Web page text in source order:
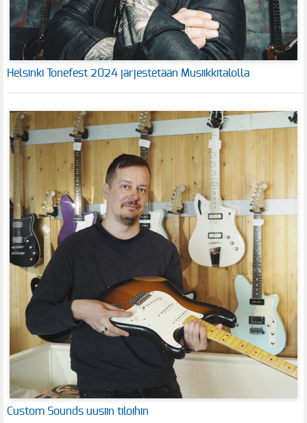
Helsinki Tonefest 2024 järjestetään Musiikkitalolla
Custom Sounds uusiin tiloihin